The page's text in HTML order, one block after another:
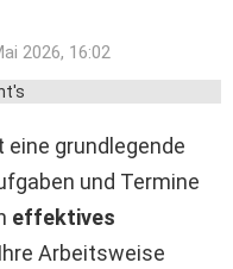
2026, 16:02
eine grundlegende
und Termine
effektives
Arbeitsweise